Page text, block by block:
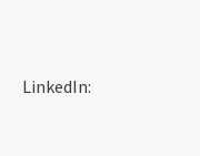
LinkedIn: